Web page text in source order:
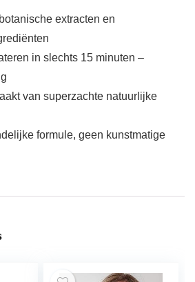
extracten en
in slechts 15 minuten –
van superzachte natuurlijke
formule, geen kunstmatige